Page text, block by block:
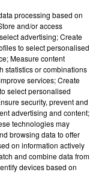
FERME
centre-ville
contraint de
processing based on
and/or access
advertising; Create
to select personalised
Measure content
statistics or combinations
services; Create
select personalised
security, prevent and
advertising and content;
technologies may
browsing data to offer
on information actively
and combine data from
devices based on